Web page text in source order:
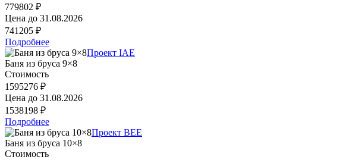
779802 ₽
Цена до 31.08.2026
741205 ₽
Подробнее
Проект IAE
Баня из бруса 9×8
Стоимость
1595276 ₽
Цена до 31.08.2026
1538198 ₽
Подробнее
Проект BEE
Баня из бруса 10×8
Стоимость